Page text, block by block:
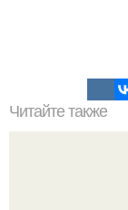
Читайте также